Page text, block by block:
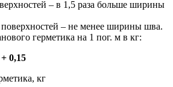
– в 1,5 раза больше ширины
– не менее ширины шва.
герметика на 1 пог. м в кг:
0,15
кг